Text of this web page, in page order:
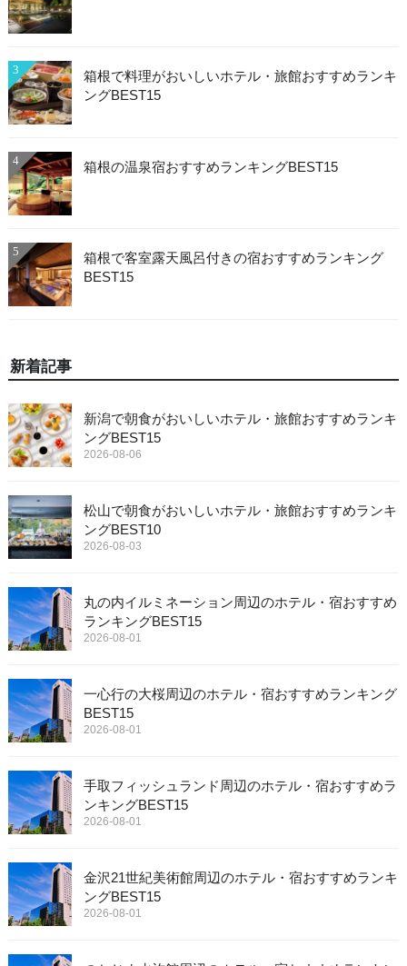
3
箱根で料理がおいしいホテル・旅館おすすめランキ
ングBEST15
4 箱根の温泉宿おすすめランキングBEST15
5
箱根で客室露天風呂付きの宿おすすめランキング
BEST15
新着記事
新潟で朝食がおいしいホテル・旅館おすすめランキ
ングBEST15
2026-08-06
松山で朝食がおいしいホテル・旅館おすすめランキ
ングBEST10
2026-08-03
丸の内イルミネーション周辺のホテル・宿おすすめ
ランキングBEST15
2026-08-01
一心行の大桜周辺のホテル・宿おすすめランキング
BEST15
2026-08-01
手取フィッシュランド周辺のホテル・宿おすすめラ
ンキングBEST15
2026-08-01
金沢21世紀美術館周辺のホテル・宿おすすめランキ
ングBEST15
2026-08-01